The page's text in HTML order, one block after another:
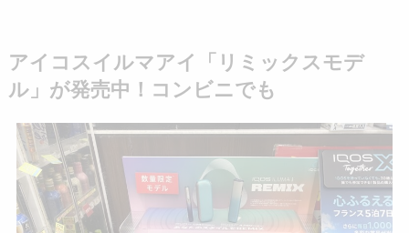
アイコスイルマアイ「リミックスモデ
ル」が発売中！コンビニでも